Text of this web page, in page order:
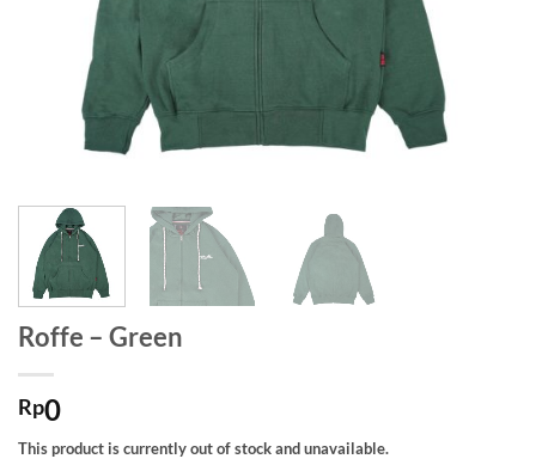
Roffe – Green
Rp0
This product is currently out of stock and unavailable.